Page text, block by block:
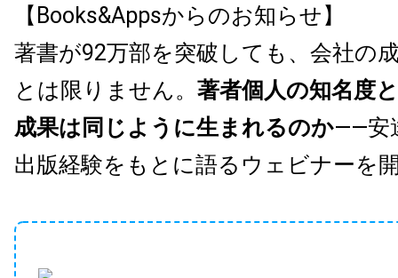
【Books&Appsからのお知らせ】
著書が92万部を突破しても、会社の
とは限りません。 著者個人の知名度
成果は同じように生まれるのか——安
出版経験をもとに語るウェビナーを